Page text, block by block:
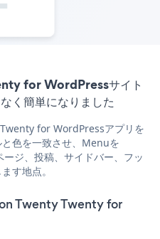
for WordPressサイト
く簡単になりました
for WordPressアプリを
色を一致させ、Menuを
ジ、投稿、サイドバー、フッ
す地点。
Twenty Twenty for